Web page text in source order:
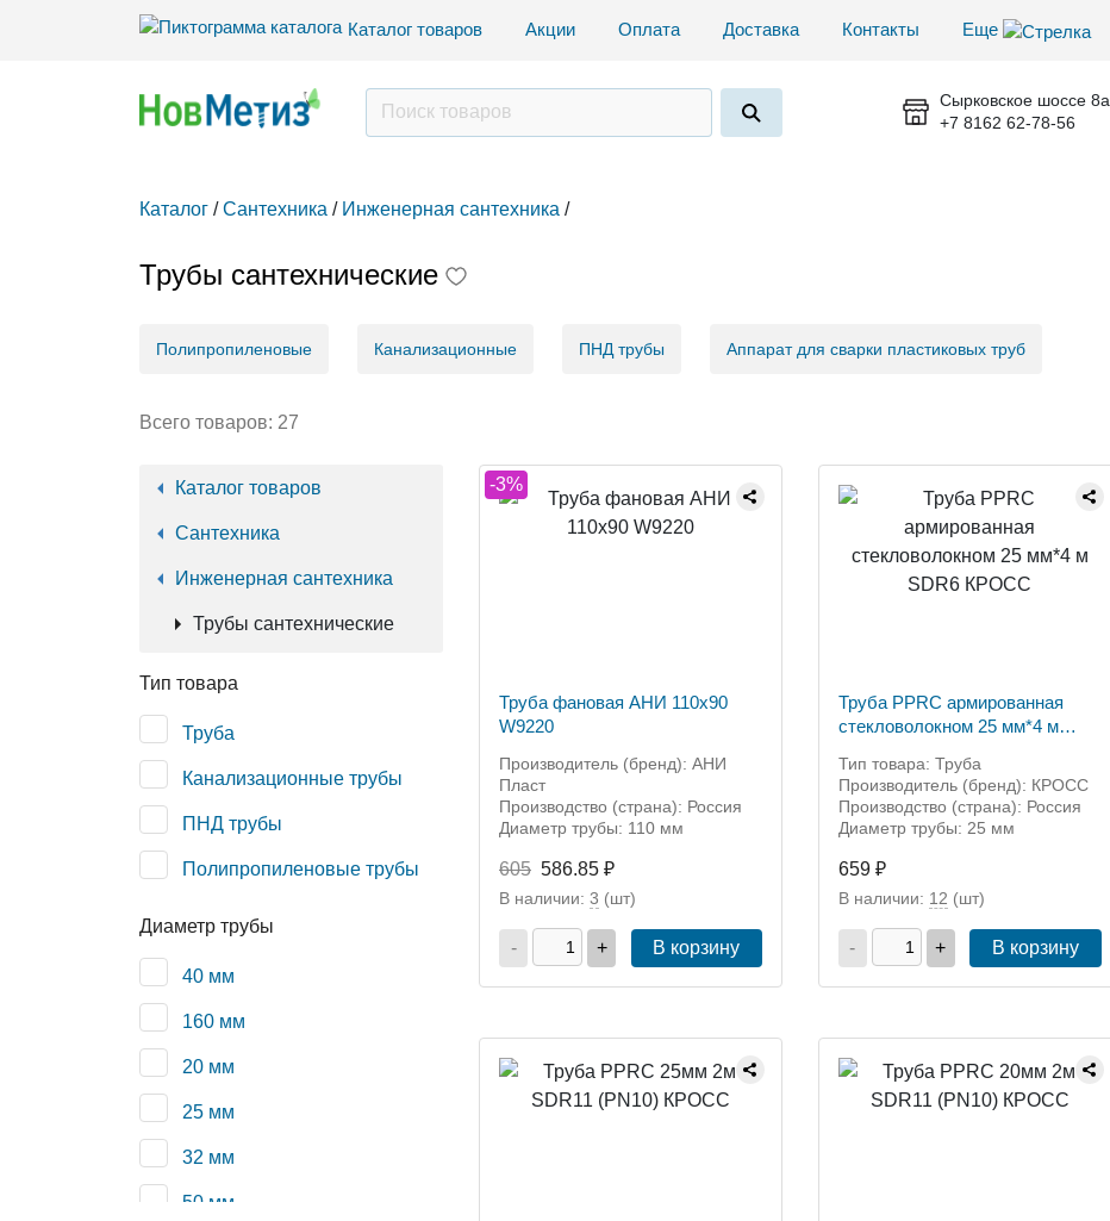
Каталог товаров Акции Оплата Доставка Контакты Еще
Сырковское шоссе 8а
+7 8162 62-78-56
Каталог / Сантехника / Инженерная сантехника /
Трубы сантехнические
Полипропиленовые Канализационные ПНД трубы Аппарат для сварки пластиковых труб
Всего товаров: 27
Каталог товаров
Сантехника
Инженерная сантехника
Трубы сантехнические
Тип товара
Труба
Канализационные трубы
ПНД трубы
Полипропиленовые трубы
Диаметр трубы
40 мм
160 мм
20 мм
25 мм
32 мм
50 мм
-3%
Труба фановая АНИ 110х90
W9220
Производитель (бренд): АНИ
Пласт
Производство (страна): Россия
Диаметр трубы: 110 мм
605 586.85 ₽
В наличии: 3 (шт)
- + В корзину
Труба PPRC армированная
стекловолокном 25 мм*4 м
Тип товара: Труба
Производитель (бренд): КРОСС
Производство (страна): Россия
Диаметр трубы: 25 мм
659 ₽
В наличии: 12 (шт)
- + В корзину